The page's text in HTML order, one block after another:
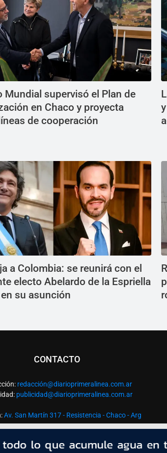
Mundial supervisó el Plan de
en Chaco y proyecta
de cooperación
a Colombia: se reunirá con el
electo Abelardo de la Espriella
su asunción
CONTACTO
redacción@diarioprimeralinea.com.ar
publicidad@diarioprimeralinea.com.ar
Av. San Martín 317 - Resistencia - Chaco - Arg